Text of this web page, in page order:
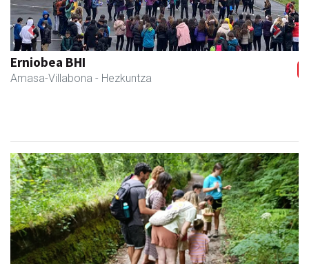
Erniobea BHI
Amasa-Villabona - Hezkuntza
Previous Next